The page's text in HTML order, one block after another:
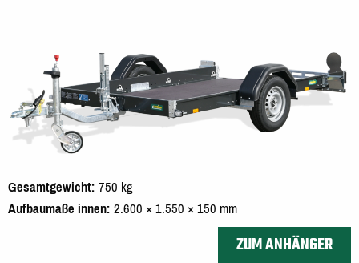
Gesamtgewicht 750 kg
Aufbaumaße innen 2.600 × 1.550 × 150 mm
ZUM ANHÄNGER